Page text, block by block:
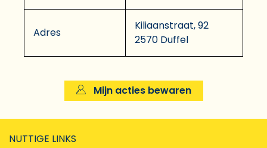
Adres
Kiliaanstraat, 92
2570 Duffel
Mijn acties bewaren
NUTTIGE LINKS